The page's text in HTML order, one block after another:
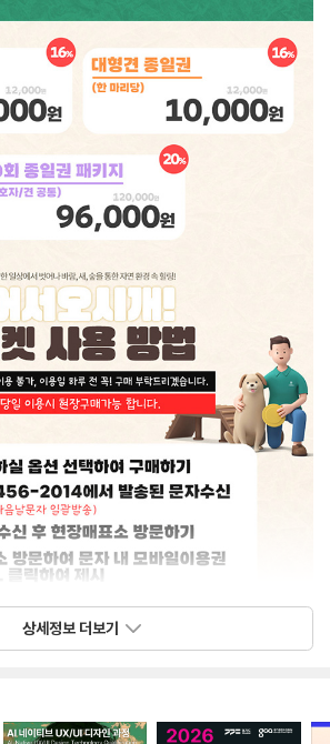
상세정보 더보기